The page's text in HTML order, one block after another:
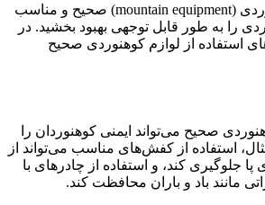
استفاده از لوازم کوهنوردی (mountain equipment) صحیح و مناسب
را به طور قابل توجهی بهبود بخشید. در
استفاده از لوازم کوهنوردی صحیح
صحیح می‌تواند ایمنی کوهنوردان را
استفاده از کفش‌های مناسب می‌تواند از
جلوگیری کند، و استفاده از چادرهای با
مانند باد و باران محافظت کند.